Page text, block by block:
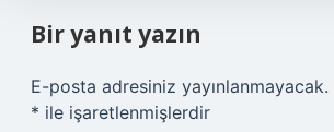
Bir yanıt yazın
E-posta adresiniz yayınlanmayacak.
* ile işaretlenmişlerdir